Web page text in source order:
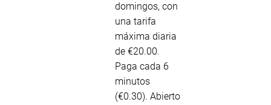
domingos, con
una tarifa
máxima diaria
de €20.00.
Paga cada 6
minutos
(€0.30). Abierto